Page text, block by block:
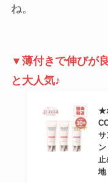
ね。
▼薄付きで伸びが
と大人気♪
★
サ
地